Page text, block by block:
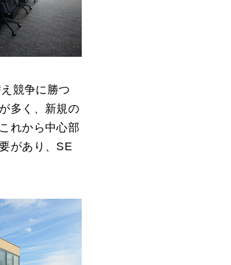
競争に勝つ
多く、新規の
れから中心部
があり、 SE